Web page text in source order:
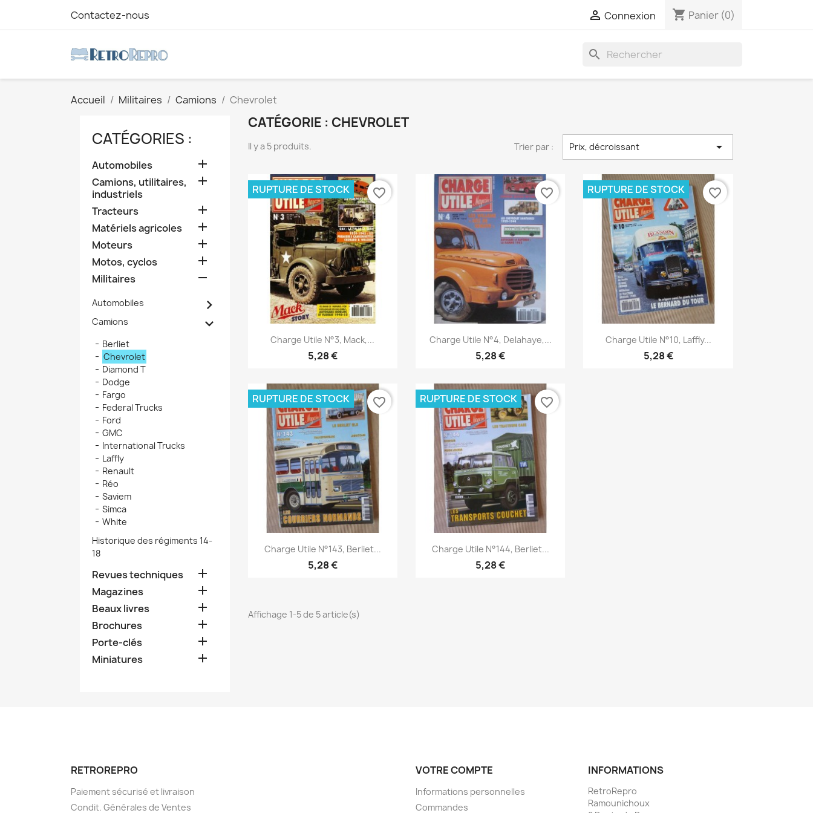
Contactez-nous  Connexion shopping_cart Panier (0)
search
Accueil Militaires Camions Chevrolet
CATÉGORIES :
Automobiles 
Camions, utilitaires,
industriels

Tracteurs 
Matériels agricoles 
Moteurs 
Motos, cyclos 
Militaires 
Automobiles 
Camions 
Berliet
Chevrolet
Diamond T
Dodge
Fargo
Federal Trucks
Ford
GMC
International Trucks
Laffly
Renault
Réo
Saviem
Simca
White
Historique des régiments 14-
18
Revues techniques 
Magazines 
Beaux livres 
Brochures 
Porte-clés 
Miniatures 
CATÉGORIE : CHEVROLET
Il y a 5 produits. Trier par : Prix, décroissant 
Aperçu rapide
Charge Utile N°3, Mack,...
5,28 €
RUPTURE DE STOCK favorite_border
Aperçu rapide
Charge Utile N°4, Delahaye,...
5,28 €
favorite_border
Aperçu rapide
Charge Utile N°10, Laffly...
5,28 €
RUPTURE DE STOCK favorite_border
 Aperçu rapide
Charge Utile N°143, Berliet...
5,28 €
RUPTURE DE STOCK favorite_border
 Aperçu rapide
Charge Utile N°144, Berliet...
5,28 €
RUPTURE DE STOCK favorite_border
Affichage 1-5 de 5 article(s)
RETROREPRO
Paiement sécurisé et livraison
Condit. Générales de Ventes
VOTRE COMPTE
Informations personnelles
Commandes
INFORMATIONS
RetroRepro
Ramounichoux